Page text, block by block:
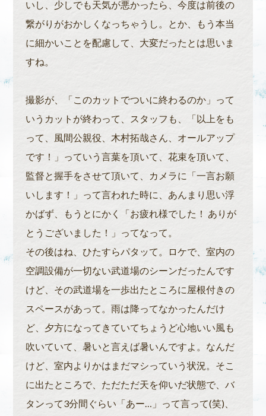
いし、少しでも天気が悪かったら、今度は前後の
繋がりがおかしくなっちゃうし。とか、もう本当
に細かいことを配慮して、大変だったとは思いま
すね。
撮影が、「このカットでついに終わるのか」って
いうカットが終わって、スタッフも、「以上をも
って、風間公親役、木村拓哉さん、オールアップ
です！」っていう言葉を頂いて、花束を頂いて、
監督と握手をさせて頂いて、カメラに「一言お願
いします！」って言われた時に、あんまり思い浮
かばず、もうとにかく「お疲れ様でした！ ありが
とうございました！」ってなって。
その後はね、ひたすらパタッて。ロケで、室内の
空調設備が一切ない武道場のシーンだったんです
けど、その武道場を一歩出たところに屋根付きの
スペースがあって。雨は降ってなかったんだけ
ど、夕方になってきていてちょうど心地いい風も
吹いていて、暑いと言えば暑いんですよ。なんだ
けど、室内よりかはまだマシっていう状況。そこ
に出たところで、ただただ天を仰いだ状態で、バ
タンって3分間ぐらい「あー…」って言って(笑)、